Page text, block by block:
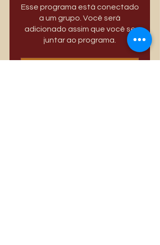
Esse programa está conectado
a um grupo. Você será
adicionado assim que você se
juntar ao programa.